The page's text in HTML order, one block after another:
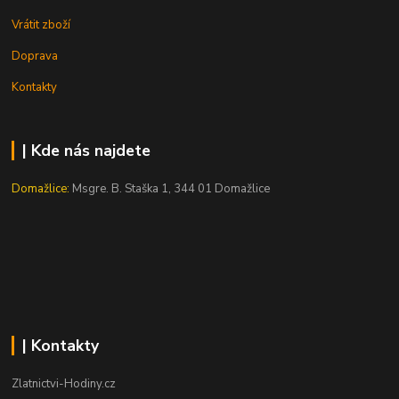
Vrátit zboží
Doprava
Kontakty
| Kde nás najdete
Domažlice: Msgre. B. Staška 1, 344 01 Domažlice
| Kontakty
Zlatnictvi-Hodiny.cz